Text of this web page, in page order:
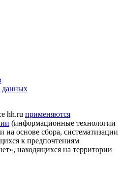
данных
hh.ru применяются
(информационные технологии
на основе сбора, систематизации
к предпочтениям
находящихся на территории